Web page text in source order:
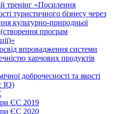
тренінг «Посилення
туристичного бізнесу через
культурно-природньої
програм
впровадження системи
харчових продуктів
доброчесності та якості
IQ)
ЄС 2019
ЄС 2020